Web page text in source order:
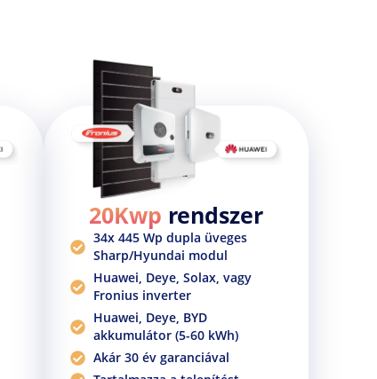
lehetővé teszik a beruházást kényelmes
20Kwp rendszer
34x 445 Wp dupla üveges
Sharp/Hyundai modul
Huawei, Deye, Solax, vagy
Fronius inverter
Huawei, Deye, BYD
akkumulátor (5-60 kWh)
Akár 30 év garanciával